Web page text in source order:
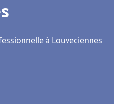
à Louveciennes